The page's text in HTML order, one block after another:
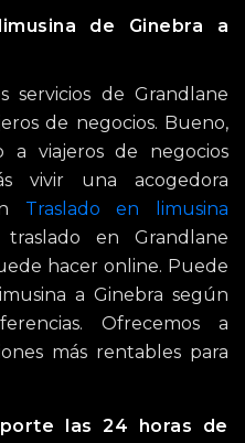
de Ginebra a
servicios de Grandlane
de negocios. Bueno,
a viajeros de negocios
vivir una acogedora
Traslado en limusina
en Grandlane
hacer online. Puede
a Ginebra según
Ofrecemos a
más rentables para
las 24 horas de